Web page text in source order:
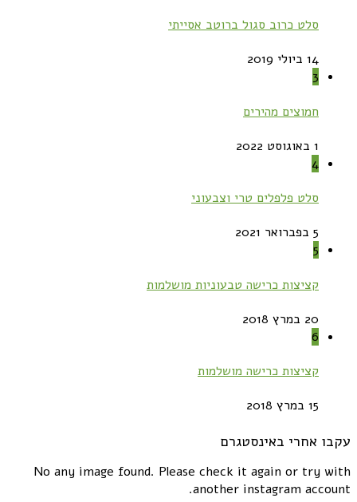
סלט כרוב סגול ברוטב אסייתי
14 ביולי 2019
3
חמוצים מהירים
1 באוגוסט 2022
4
סלט פלפלים טרי וצבעוני
5 בפברואר 2021
5
קציצות כרישה טבעוניות מושלמות
20 במרץ 2018
6
קציצות כרישה מושלמות
15 במרץ 2018
עקבו אחרי באינסטגרם
No any image found. Please check it again or try with
another instagram account.